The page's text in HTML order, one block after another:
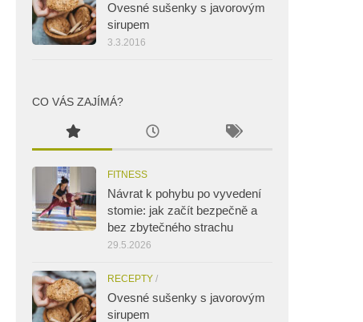
Ovesné sušenky s javorovým
sirupem
3.3.2016
CO VÁS ZAJÍMÁ?
FITNESS
Návrat k pohybu po vyvedení
stomie: jak začít bezpečně a
bez zbytečného strachu
29.5.2026
RECEPTY /
Ovesné sušenky s javorovým
sirupem